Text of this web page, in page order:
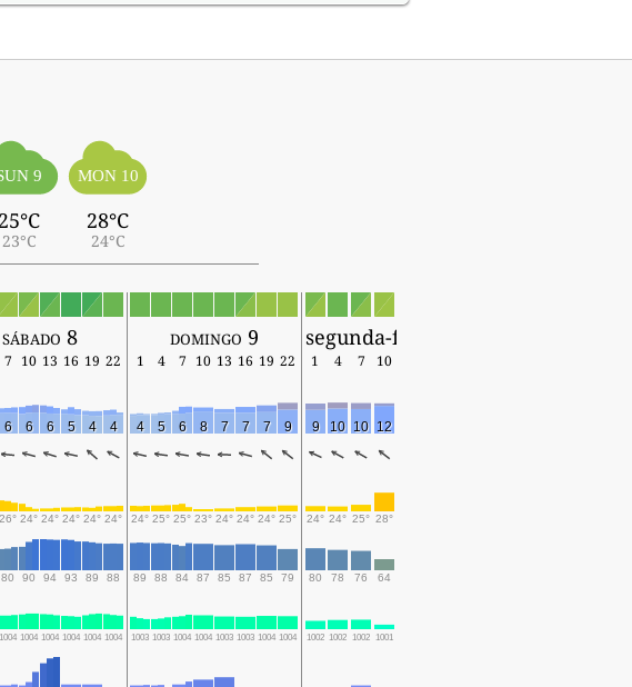
9
25°C
23°C
MON 10
28°C
24°C
sábado 8 domingo 9 segunda-feira 10
7 10 13 16 19 22 1 4 7 10 13 16 19 22 1 4 7 10
6 6 6 5 4 4 4 5 6 8 7 7 7 9 9 10 10 12
26° 24° 24° 24° 24° 24° 24° 25° 25° 23° 24° 24° 24° 25° 24° 24° 25° 28°
80 90 94 93 89 88 89 88 84 87 85 87 85 79 80 78 76 64
1004 1004 1004 1004 1004 1004 1003 1003 1004 1004 1003 1003 1004 1004 1002 1002 1002 1001